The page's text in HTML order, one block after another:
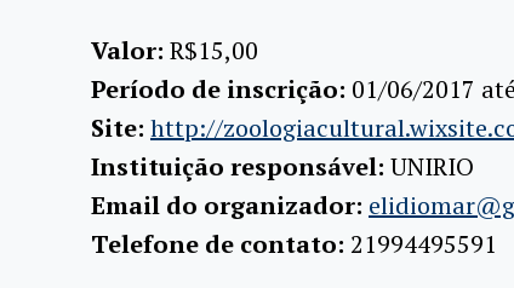
Valor: R$15,00
Período de inscrição: 01/06/2017
Site: http://
Instituição responsável: UNIRIO
Email do organizador:
Telefone de contato: 21994495591